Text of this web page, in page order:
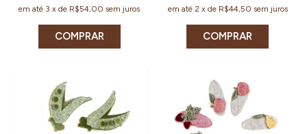
em até 3 xde R$54,00 sem juros
COMPRAR
em até 2 x de R$44,50 sem juros
COMPRAR